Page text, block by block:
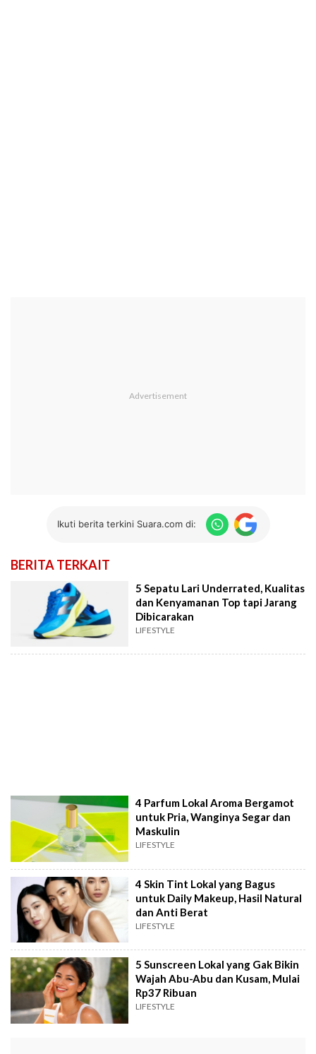
Ikuti berita terkini Suara.com di:
BERITA TERKAIT
5 Sepatu Lari Underrated, Kualitas
dan Kenyamanan Top tapi Jarang
Dibicarakan
LIFESTYLE
4 Parfum Lokal Aroma Bergamot
untuk Pria, Wanginya Segar dan
Maskulin
LIFESTYLE
4 Skin Tint Lokal yang Bagus
untuk Daily Makeup, Hasil Natural
dan Anti Berat
LIFESTYLE
5 Sunscreen Lokal yang Gak Bikin
Wajah Abu-Abu dan Kusam, Mulai
Rp37 Ribuan
LIFESTYLE